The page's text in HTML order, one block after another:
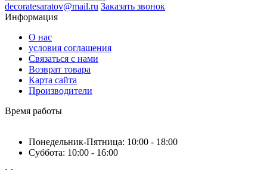
decoratesaratov@mail.ru Заказать звонок
Информация
О нас
условия соглашения
Связаться с нами
Возврат товара
Карта сайта
Производители
Время работы
Понедельник-Пятница: 10:00 - 18:00
Суббота: 10:00 - 16:00